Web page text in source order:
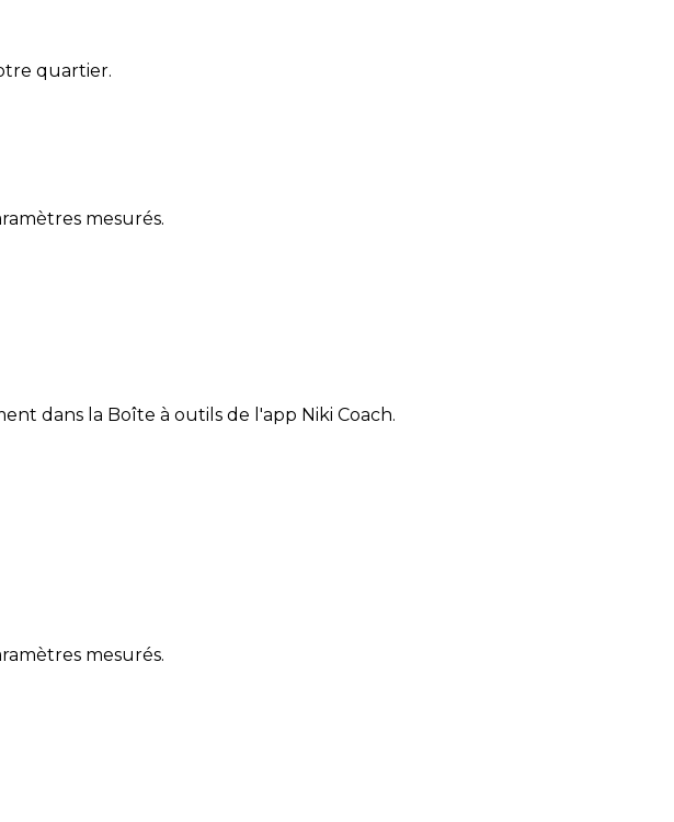
quartier.
mesurés.
dans la Boîte à outils de l'app Niki Coach.
mesurés.